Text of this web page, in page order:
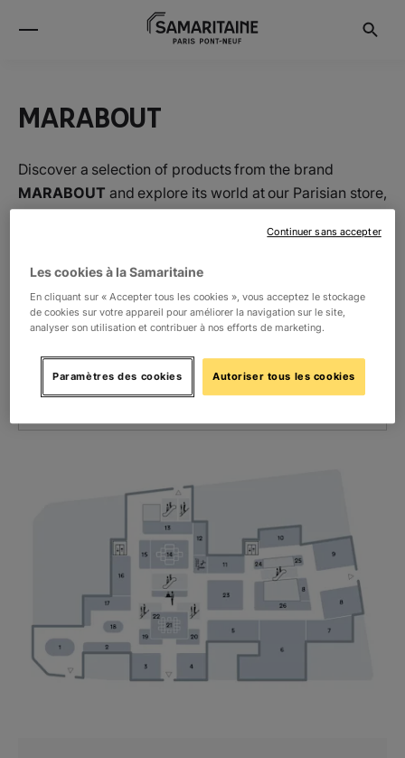
MARABOUT
Discover a selection of products from the brand
MARABOUT and explore its world at our Parisian store,
la Samaritaine.
Location
RDC La Boutique de Loulou
Les cookies à la Samaritaine
En cliquant sur « Accepter tous les cookies », vous acceptez le stockage
de cookies sur votre appareil pour améliorer la navigation sur le site,
analyser son utilisation et contribuer à nos efforts de marketing.
Paramètres des cookies Autoriser tous les cookies
Continuer sans accepter